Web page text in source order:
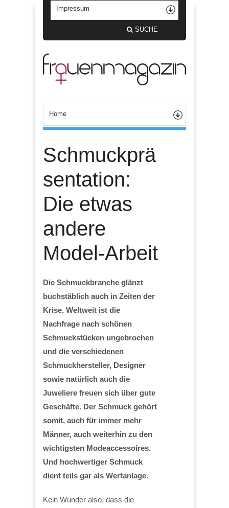
SUCHE
Schmuckprä
sentation:
Die etwas
andere
Model-Arbeit
Die Schmuckbranche glänzt
buchstäblich auch in Zeiten der
Krise. Weltweit ist die
Nachfrage nach schönen
Schmuckstücken ungebrochen
und die verschiedenen
Schmuckhersteller, Designer
sowie natürlich auch die
Juweliere freuen sich über gute
Geschäfte. Der Schmuck gehört
somit, auch für immer mehr
Männer, auch weiterhin zu den
wichtigsten Modeaccessoires.
Und hochwertiger Schmuck
dient teils gar als Wertanlage.
Kein Wunder also, dass die